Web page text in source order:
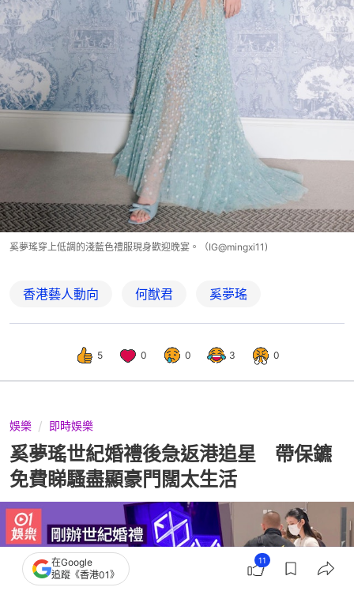
奚夢瑤穿上低調的淺藍色禮服現身歡迎晚宴。（IG@mingxi11)
香港藝人動向 何猷君 奚夢瑤
5 0 0 3 0
娛樂 即時娛樂
奚夢瑤世紀婚禮後急返港追星 帶保鑣
免費睇騷盡顯豪門闊太生活
在Google
追蹤《香港01》
11